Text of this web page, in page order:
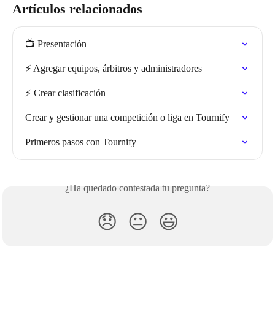
Artículos relacionados
📺 Presentación
⚡️ Agregar equipos, árbitros y administradores
⚡️ Crear clasificación
Crear y gestionar una competición o liga en Tournify
Primeros pasos con Tournify
¿Ha quedado contestada tu pregunta?
😞 😐 😃